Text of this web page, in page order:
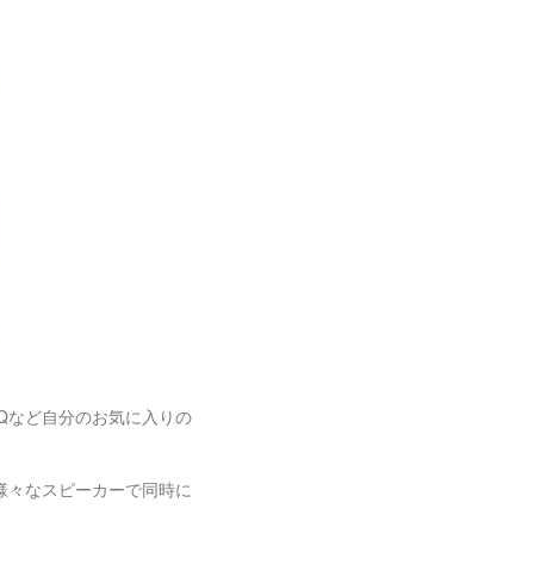
など自分のお気に入りの
なスピーカーで同時に